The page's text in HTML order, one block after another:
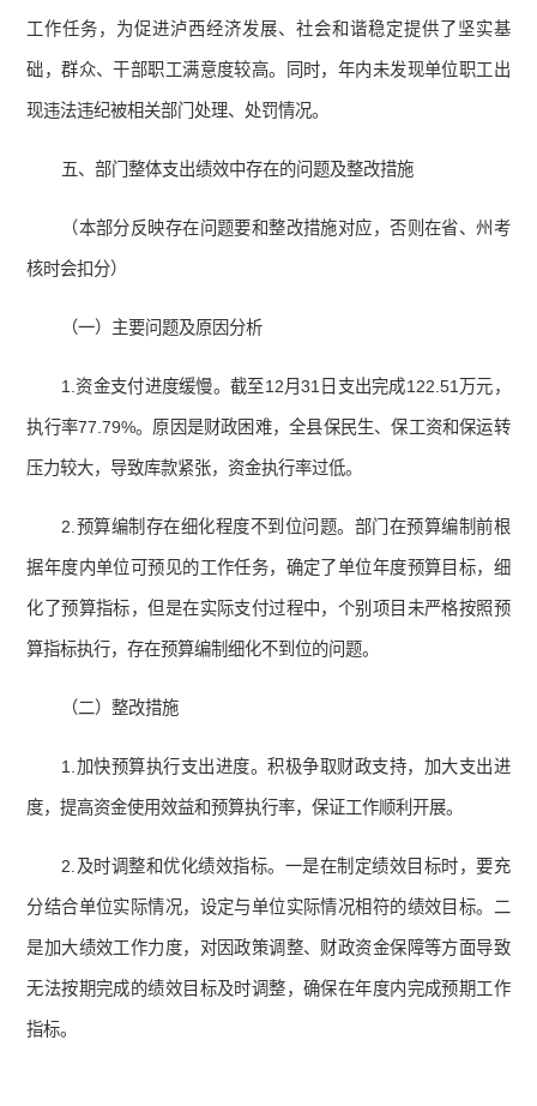
工作任务，为促进泸西经济发展、社会和谐稳定提供了坚实基
础，群众、干部职工满意度较高。同时，年内未发现单位职工出
现违法违纪被相关部门处理、处罚情况。
五、部门整体支出绩效中存在的问题及整改措施
（本部分反映存在问题要和整改措施对应，否则在省、州考
核时会扣分）
（一）主要问题及原因分析
1.资金支付进度缓慢。截至12月31日支出完成122.51万元，
执行率77.79%。原因是财政困难，全县保民生、保工资和保运转
压力较大，导致库款紧张，资金执行率过低。
2.预算编制存在细化程度不到位问题。部门在预算编制前根
据年度内单位可预见的工作任务，确定了单位年度预算目标，细
化了预算指标，但是在实际支付过程中，个别项目未严格按照预
算指标执行，存在预算编制细化不到位的问题。
（二）整改措施
1.加快预算执行支出进度。积极争取财政支持，加大支出进
度，提高资金使用效益和预算执行率，保证工作顺利开展。
2.及时调整和优化绩效指标。一是在制定绩效目标时，要充
分结合单位实际情况，设定与单位实际情况相符的绩效目标。二
是加大绩效工作力度，对因政策调整、财政资金保障等方面导致
无法按期完成的绩效目标及时调整，确保在年度内完成预期工作
指标。